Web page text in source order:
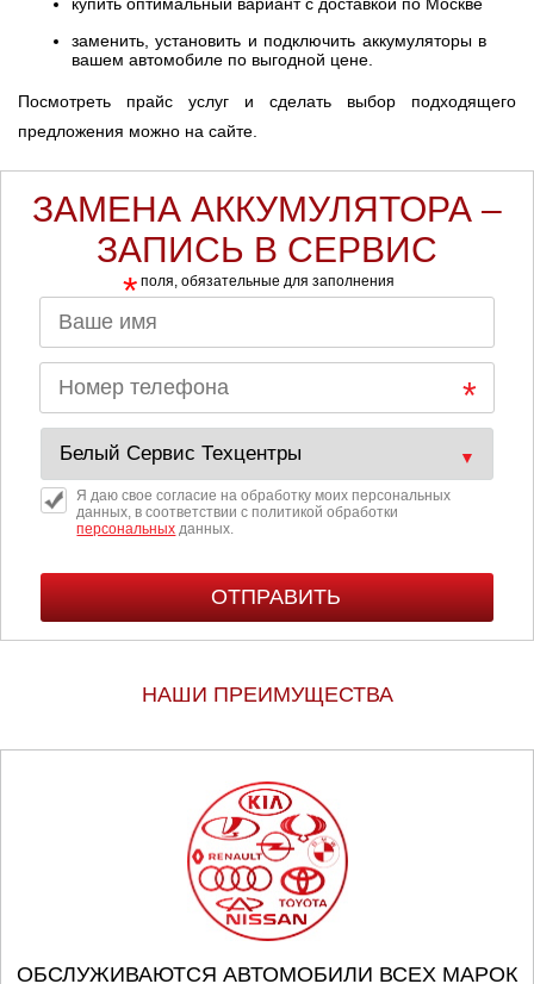
заменить, установить и подключить аккумуляторы в
вашем автомобиле по выгодной цене.
Посмотреть прайс услуг и сделать выбор подходящего
предложения можно на сайте.
ЗАМЕНА АККУМУЛЯТОРА –
ЗАПИСЬ В СЕРВИС
* поля, обязательные для заполнения
Я даю свое согласие на обработку моих персональных
данных, в соответствии с политикой обработки
персональных данных.
НАШИ ПРЕИМУЩЕСТВА
ОБСЛУЖИВАЮТСЯ АВТОМОБИЛИ ВСЕХ МАРОК